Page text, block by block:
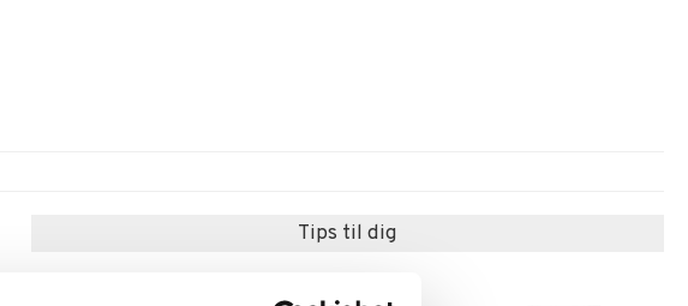
Tips til dig